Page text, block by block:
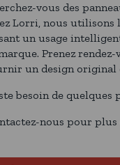
vous des
Lorri, nous utilisons
un usage
Prenez
un design original
besoin de quelques
nous pour plus